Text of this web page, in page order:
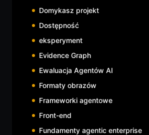
Domykasz projekt
Dostępność
eksperyment
Evidence Graph
Ewaluacja Agentów AI
Formaty obrazów
Frameworki agentowe
Front-end
Fundamenty agentic enterprise